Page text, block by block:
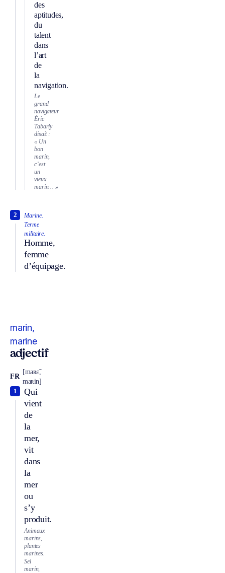
des
aptitudes,
du
talent
dans
l’art
de
la
navigation.
Le
grand
navigateur
Éric
Tabarly
disait :
« Un
bon
marin,
c’est
un
vieux
marin… »
Marine.
Terme
militaire.
Homme,
femme
d’équipage.
2
marin,
marine
adjectif
FR
[maʀɛ̃,
maʀin]
Qui
vient
de
la
mer,
vit
dans
la
mer
ou
s’y
produit.
1
Animaux
marins,
plantes
marines.
Sel
marin,